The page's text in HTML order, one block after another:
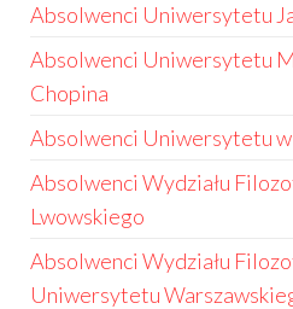
Absolwenci Uniwersytetu
Absolwenci Uniwersytetu
Chopina
Absolwenci Uniwersytetu
Absolwenci Wydziału
Lwowskiego
Absolwenci Wydziału
Uniwersytetu